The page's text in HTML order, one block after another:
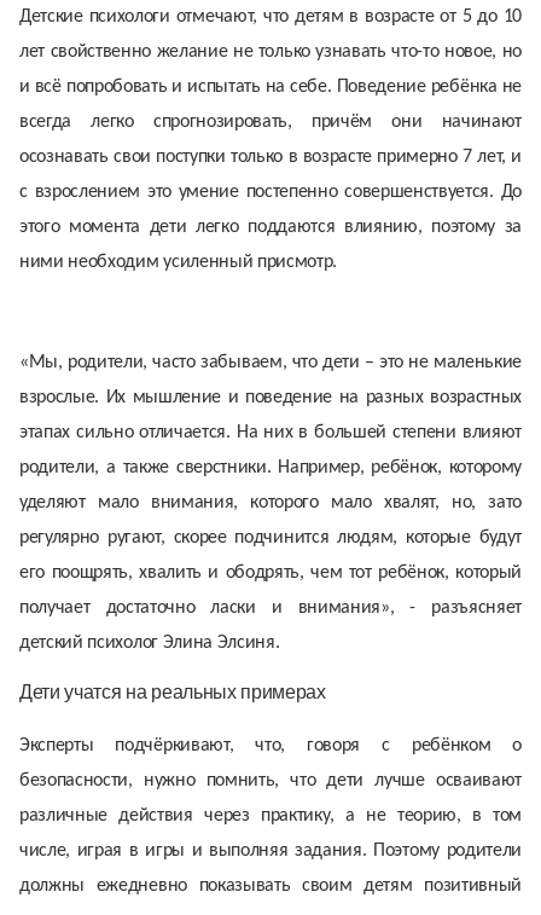
Детские психологи отмечают, что детям в возрасте от 5 до 10
лет свойственно желание не только узнавать что-то новое, но
и всё попробовать и испытать на себе. Поведение ребёнка не
всегда легко спрогнозировать, причём они начинают
осознавать свои поступки только в возрасте примерно 7 лет, и
с взрослением это умение постепенно совершенствуется. До
этого момента дети легко поддаются влиянию, поэтому за
ними необходим усиленный присмотр.
«Мы, родители, часто забываем, что дети – это не маленькие
взрослые. Их мышление и поведение на разных возрастных
этапах сильно отличается. На них в большей степени влияют
родители, а также сверстники. Например, ребёнок, которому
уделяют мало внимания, которого мало хвалят, но, зато
регулярно ругают, скорее подчинится людям, которые будут
его поощрять, хвалить и ободрять, чем тот ребёнок, который
получает достаточно ласки и внимания», - разъясняет
детский психолог Элина Элсиня.
Дети учатся на реальных примерах
Эксперты подчёркивают, что, говоря с ребёнком о
безопасности, нужно помнить, что дети лучше осваивают
различные действия через практику, а не теорию, в том
числе, играя в игры и выполняя задания. Поэтому родители
должны ежедневно показывать своим детям позитивный